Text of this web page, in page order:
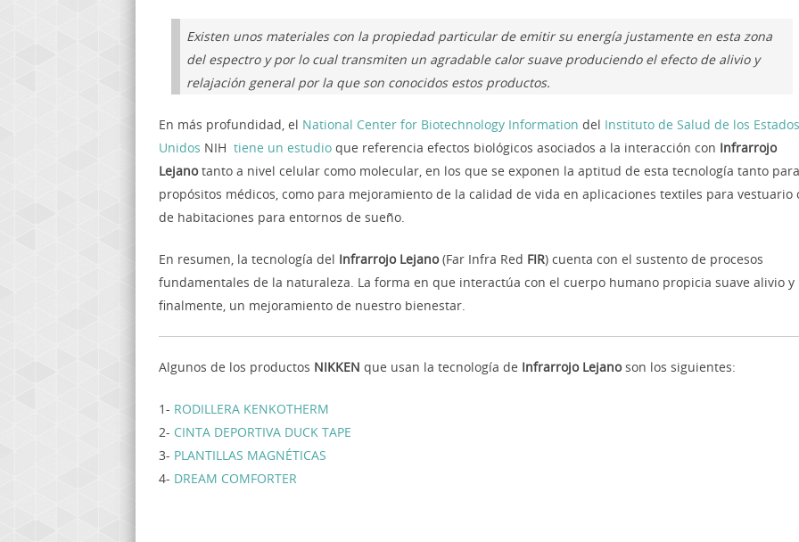
Existen unos materiales con la propiedad particular de emitir su energía justamente en esta zona
del espectro y por lo cual transmiten un agradable calor suave produciendo el efecto de alivio y
relajación general por la que son conocidos estos productos.
En más profundidad, el National Center for Biotechnology Information del Instituto de Salud de los Estados
Unidos NIH tiene un estudio que referencia efectos biológicos asociados a la interacción con Infrarrojo
Lejanotanto a nivel celular como molecular, en los que se exponen la aptitud de esta tecnología tanto para
propósitos médicos, como para mejoramiento de la calidad de vida en aplicaciones textiles para vestuario
de habitaciones para entornos de sueño.
En resumen, la tecnología del Infrarrojo Lejano(Far Infra Red FIR) cuenta con el sustento de procesos
fundamentales de la naturaleza. La forma en que interactúa con el cuerpo humano propicia suave alivio y
finalmente, un mejoramiento de nuestro bienestar.
Algunos de los productos NIKKEN que usan la tecnología de Infrarrojo Lejanoson los siguientes:
1- RODILLERA KENKOTHERM
2- CINTA DEPORTIVA DUCK TAPE
3- PLANTILLAS MAGNÉTICAS
4- DREAM COMFORTER